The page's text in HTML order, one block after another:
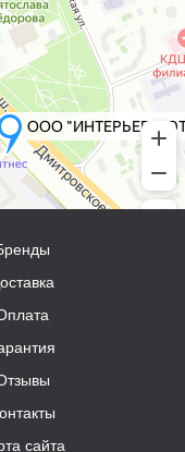
сайта